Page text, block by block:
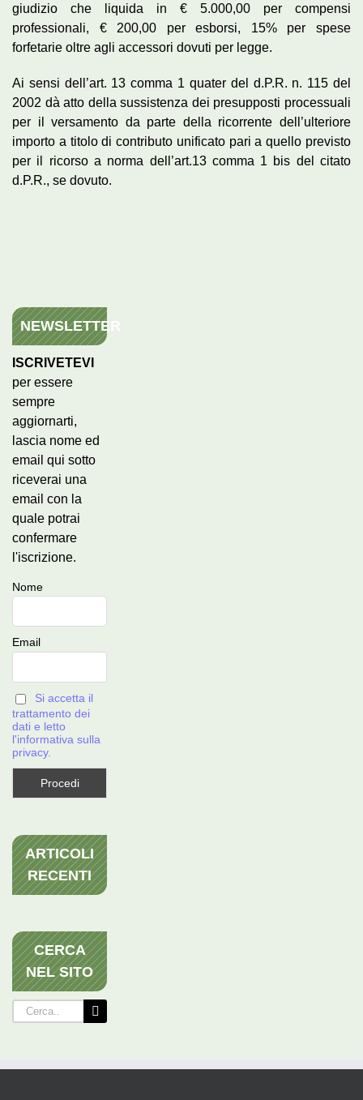
giudizio che liquida in € 5.000,00 per compensi
professionali, € 200,00 per esborsi, 15% per spese
forfetarie oltre agli accessori dovuti per legge.
Ai sensi dell’art. 13 comma 1 quater del d.P.R. n. 115 del
2002 dà atto della sussistenza dei presupposti processuali
per il versamento da parte della ricorrente dell’ulteriore
importo a titolo di contributo unificato pari a quello previsto
per il ricorso a norma dell’art.13 comma 1 bis del citato
d.P.R., se dovuto.
NEWSLETTER
ISCRIVETEVI
per essere
sempre
aggiornarti,
lascia nome ed
email qui sotto
riceverai una
email con la
quale potrai
confermare
l'iscrizione.
Nome
Email
Si accetta il
trattamento dei
dati e letto
l'informativa sulla
privacy.
ARTICOLI
RECENTI
CERCA
NEL SITO
Cerca
per: